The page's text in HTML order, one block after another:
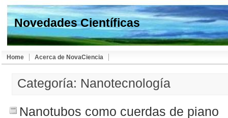
Novedades Científicas
Home Acerca de NovaCiencia
Categoría: Nanotecnología
Nanotubos como cuerdas de piano